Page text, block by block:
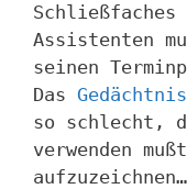
Assistenten
seinen
Das Gedächtnis
so schlecht,
verwenden